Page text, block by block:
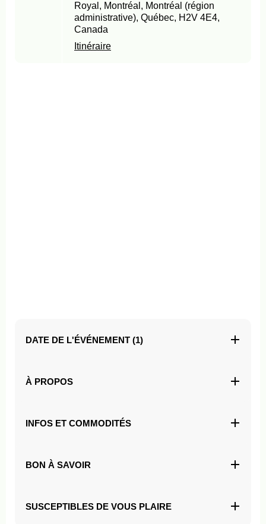
Royal, Montréal, Montréal (région
administrative), Québec, H2V 4E4,
Canada
Itinéraire
DATE DE L'ÉVÉNEMENT (1)
À PROPOS
INFOS ET COMMODITÉS
BON À SAVOIR
SUSCEPTIBLES DE VOUS PLAIRE